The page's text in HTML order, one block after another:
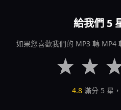
給我們 5
如果您喜歡我們的 MP3 轉 MP4
4.8 滿分 5 星，